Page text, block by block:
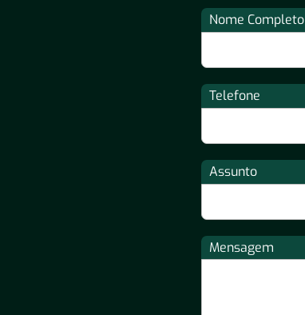
Nome Completo
Telefone
Assunto
Mensagem